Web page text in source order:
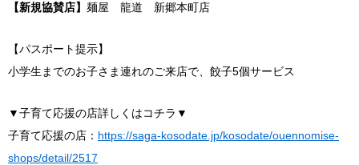
【新規協賛店】 麺屋 龍道 新郷本町店
【パスポート提示】
小学生までのお子さま連れのご来店で、餃子5個サービス
▼子育て応援の店詳しくはコチラ▼
子育て応援の店： https://saga-kosodate.jp/kosodate/ouennomise-
shops/detail/2517